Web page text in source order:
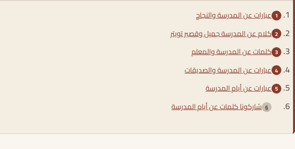
عبارات عن المدرسة والنجاح
كلام عن المدرسة جميل وقصير تويتر
كلمات عن المدرسة والمعلم
عبارات عن المدرسة والصديقات
عبارات عن أيام المدرسة
شاركونا كلمات عن أيام المدرسة